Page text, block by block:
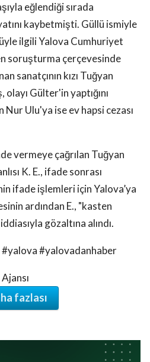
eğlendiği sırada
kaybetmişti. Güllü ismiyle
ilgili Yalova Cumhuriyet
soruşturma çerçevesinde
sanatçının kızı Tuğyan
Gülter'in yaptığını
Nur Ulu'ya ise ev hapsi cezası
vermeye çağrılan Tuğyan
K. E., ifade sonrası
ifade işlemleri için Yalova’ya
ardından E., "kasten
gözaltına alındı.
#yalovadanhaber
fazlası